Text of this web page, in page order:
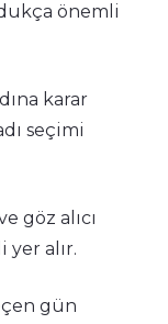
önemli
karar
seçimi
göz alıcı
yer alır.
gün